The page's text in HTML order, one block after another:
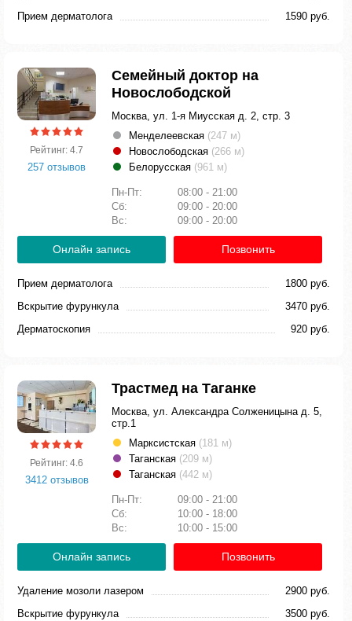
Прием дерматолога
1590 руб.
Рейтинг: 4.7
257 отзывов
Семейный доктор на
Новослободской
Москва, ул. 1-я Миусская д. 2, стр. 3
Менделеевская (247 м)
Новослободская (266 м)
Белорусская (961 м)
Пн-Пт:
08:00 - 21:00
Сб:
09:00 - 20:00
Вс:
09:00 - 20:00
Онлайн запись Позвонить
Прием дерматолога
1800 руб.
Вскрытие фурункула
3470 руб.
Дерматоскопия
920 руб.
Рейтинг: 4.6
3412 отзывов
Трастмед на Таганке
Москва, ул. Александра Солженицына д. 5,
стр.1
Марксистская (181 м)
Таганская (209 м)
Таганская (442 м)
Пн-Пт:
09:00 - 21:00
Сб:
10:00 - 18:00
Вс:
10:00 - 15:00
Онлайн запись Позвонить
Удаление мозоли лазером
2900 руб.
Вскрытие фурункула
3500 руб.